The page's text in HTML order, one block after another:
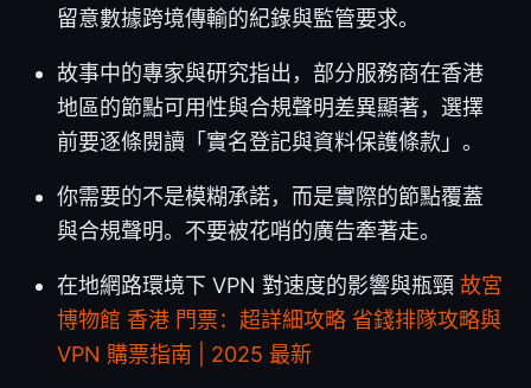
留意數據跨境傳輸的紀錄與監管要求。
故事中的專家與研究指出，部分服務商在香港
地區的節點可用性與合規聲明差異顯著，選擇
前要逐條閱讀「實名登記與資料保護條款」。
你需要的不是模糊承諾，而是實際的節點覆蓋
與合規聲明。不要被花哨的廣告牽著走。
在地網路環境下 VPN 對速度的影響與瓶頸 故宮
博物館 香港 門票：超詳細攻略 省錢排隊攻略與
VPN 購票指南 | 2025 最新